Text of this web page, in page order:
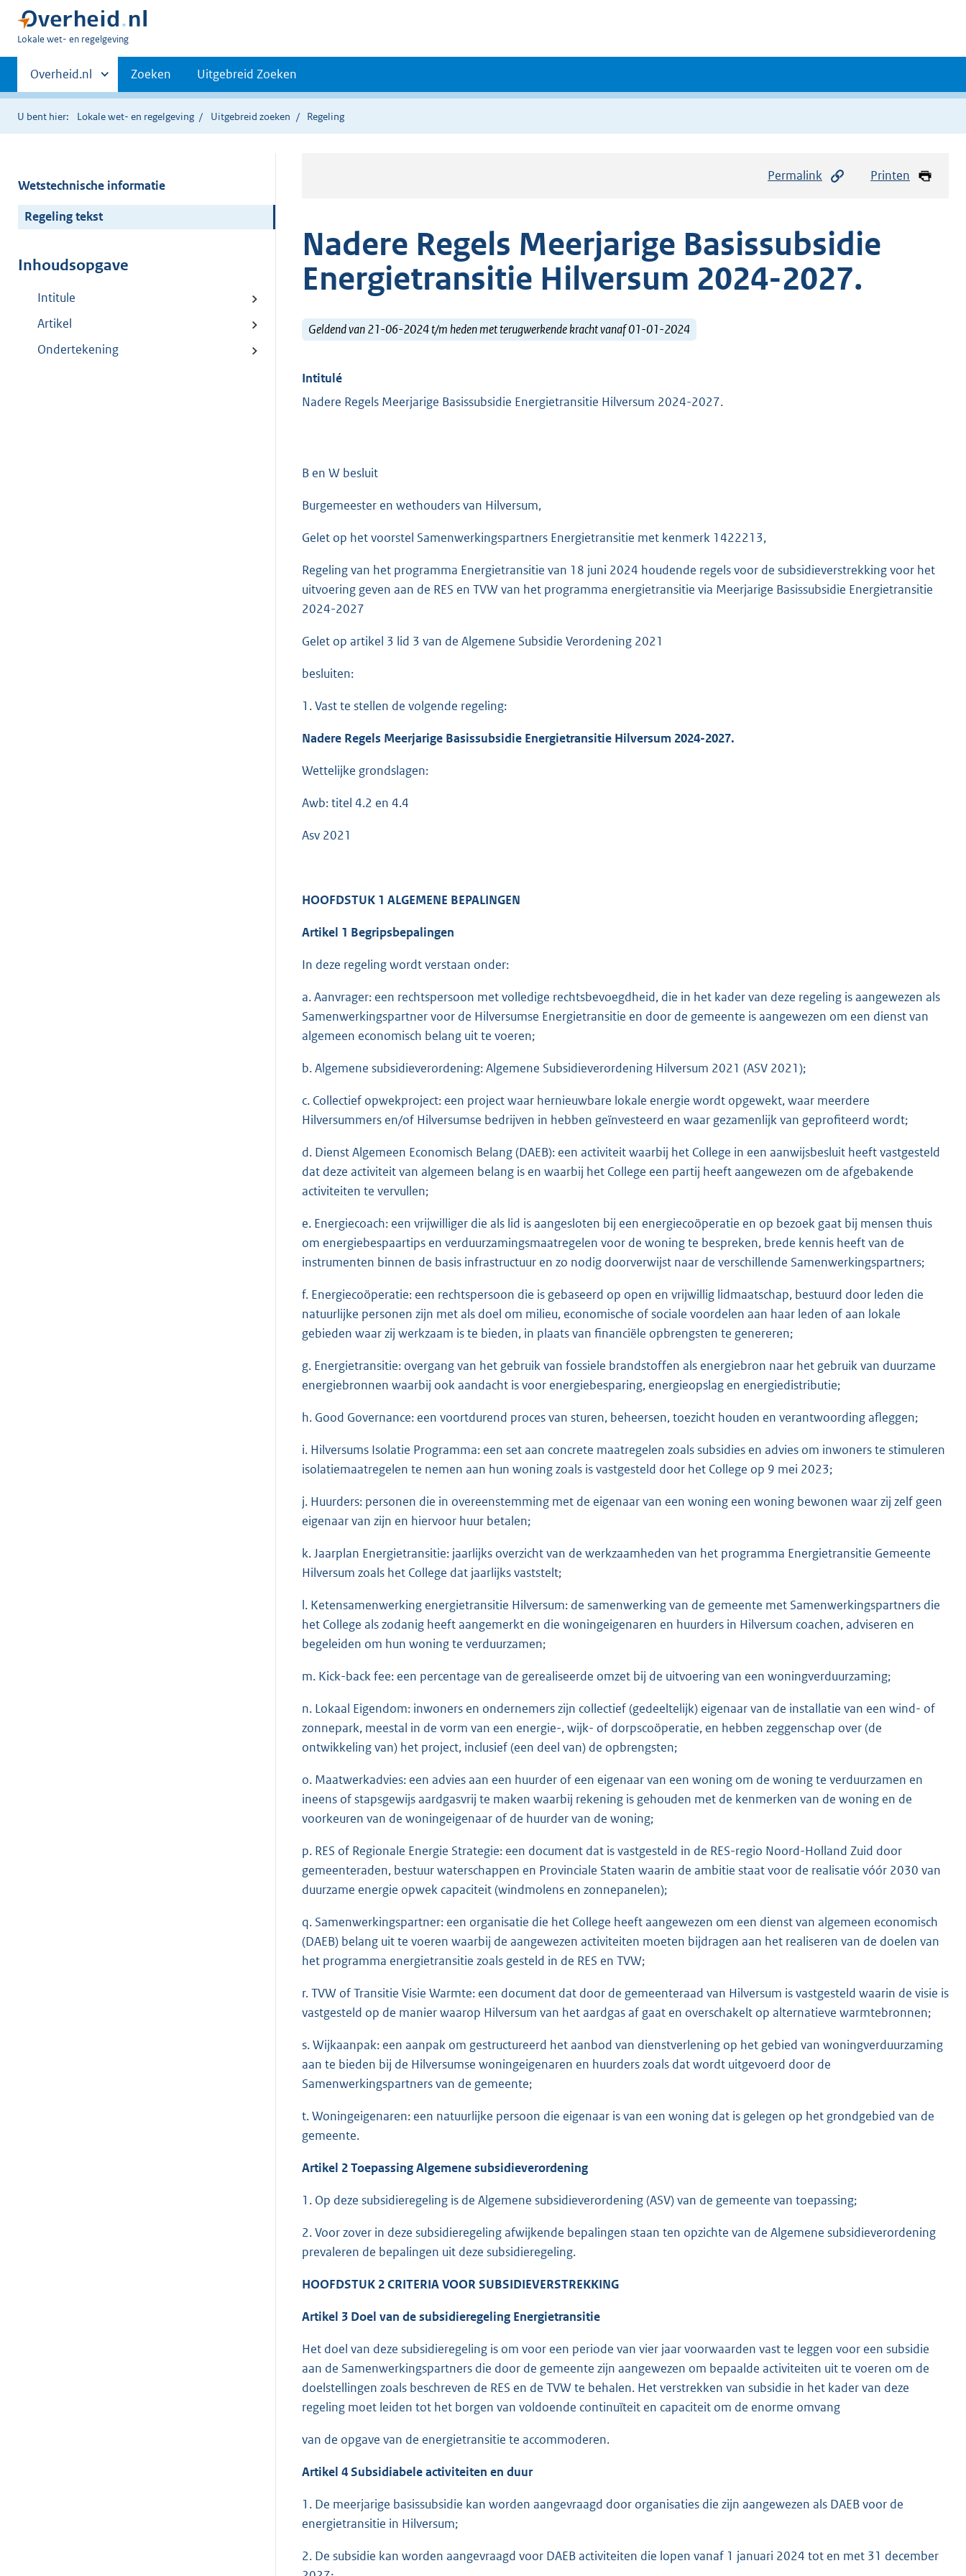
U
hier:
Lokale wet- en regelgeving
Primaire
navigatie
Andere
sites
binnen
Overheid.nl Zoeken Uitgebreid Zoeken
U bent hier: Lokale wet- en regelgeving Uitgebreid zoeken Regeling
Wetstechnische informatie
Regeling tekst
Inhoudsopgave
Intitule
Artikel
Ondertekening
Permalink Printen
Nadere Regels Meerjarige Basissubsidie
Energietransitie Hilversum 2024-2027.
Geldend van 21-06-2024 t/m heden met terugwerkende kracht vanaf 01-01-2024
Intitulé
Nadere Regels Meerjarige Basissubsidie Energietransitie Hilversum 2024-2027.
B en W besluit
Burgemeester en wethouders van Hilversum,
Gelet op het voorstel Samenwerkingspartners Energietransitie met kenmerk 1422213,
Regeling van het programma Energietransitie van 18 juni 2024 houdende regels voor de subsidieverstrekking voor het
uitvoering geven aan de RES en TVW van het programma energietransitie via Meerjarige Basissubsidie Energietransitie
2024-2027
Gelet op artikel 3 lid 3 van de Algemene Subsidie Verordening 2021
besluiten:
1. Vast te stellen de volgende regeling:
Nadere Regels Meerjarige Basissubsidie Energietransitie Hilversum 2024-2027.
Wettelijke grondslagen:
Awb: titel 4.2 en 4.4
Asv 2021
HOOFDSTUK 1 ALGEMENE BEPALINGEN
Artikel 1 Begripsbepalingen
In deze regeling wordt verstaan onder:
a. Aanvrager: een rechtspersoon met volledige rechtsbevoegdheid, die in het kader van deze regeling is aangewezen als
Samenwerkingspartner voor de Hilversumse Energietransitie en door de gemeente is aangewezen om een dienst van
algemeen economisch belang uit te voeren;
b. Algemene subsidieverordening: Algemene Subsidieverordening Hilversum 2021 (ASV 2021);
c. Collectief opwekproject: een project waar hernieuwbare lokale energie wordt opgewekt, waar meerdere
Hilversummers en/of Hilversumse bedrijven in hebben geïnvesteerd en waar gezamenlijk van geprofiteerd wordt;
d. Dienst Algemeen Economisch Belang (DAEB): een activiteit waarbij het College in een aanwijsbesluit heeft vastgesteld
dat deze activiteit van algemeen belang is en waarbij het College een partij heeft aangewezen om de afgebakende
activiteiten te vervullen;
e. Energiecoach: een vrijwilliger die als lid is aangesloten bij een energiecoöperatie en op bezoek gaat bij mensen thuis
om energiebespaartips en verduurzamingsmaatregelen voor de woning te bespreken, brede kennis heeft van de
instrumenten binnen de basis infrastructuur en zo nodig doorverwijst naar de verschillende Samenwerkingspartners;
f. Energiecoöperatie: een rechtspersoon die is gebaseerd op open en vrijwillig lidmaatschap, bestuurd door leden die
natuurlijke personen zijn met als doel om milieu, economische of sociale voordelen aan haar leden of aan lokale
gebieden waar zij werkzaam is te bieden, in plaats van financiële opbrengsten te genereren;
g. Energietransitie: overgang van het gebruik van fossiele brandstoffen als energiebron naar het gebruik van duurzame
energiebronnen waarbij ook aandacht is voor energiebesparing, energieopslag en energiedistributie;
h. Good Governance: een voortdurend proces van sturen, beheersen, toezicht houden en verantwoording afleggen;
i. Hilversums Isolatie Programma: een set aan concrete maatregelen zoals subsidies en advies om inwoners te stimuleren
isolatiemaatregelen te nemen aan hun woning zoals is vastgesteld door het College op 9 mei 2023;
j. Huurders: personen die in overeenstemming met de eigenaar van een woning een woning bewonen waar zij zelf geen
eigenaar van zijn en hiervoor huur betalen;
k. Jaarplan Energietransitie: jaarlijks overzicht van de werkzaamheden van het programma Energietransitie Gemeente
Hilversum zoals het College dat jaarlijks vaststelt;
l. Ketensamenwerking energietransitie Hilversum: de samenwerking van de gemeente met Samenwerkingspartners die
het College als zodanig heeft aangemerkt en die woningeigenaren en huurders in Hilversum coachen, adviseren en
begeleiden om hun woning te verduurzamen;
m. Kick-back fee: een percentage van de gerealiseerde omzet bij de uitvoering van een woningverduurzaming;
n. Lokaal Eigendom: inwoners en ondernemers zijn collectief (gedeeltelijk) eigenaar van de installatie van een wind- of
zonnepark, meestal in de vorm van een energie-, wijk- of dorpscoöperatie, en hebben zeggenschap over (de
ontwikkeling van) het project, inclusief (een deel van) de opbrengsten;
o. Maatwerkadvies: een advies aan een huurder of een eigenaar van een woning om de woning te verduurzamen en
ineens of stapsgewijs aardgasvrij te maken waarbij rekening is gehouden met de kenmerken van de woning en de
voorkeuren van de woningeigenaar of de huurder van de woning;
p. RES of Regionale Energie Strategie: een document dat is vastgesteld in de RES-regio Noord-Holland Zuid door
gemeenteraden, bestuur waterschappen en Provinciale Staten waarin de ambitie staat voor de realisatie vóór 2030 van
duurzame energie opwek capaciteit (windmolens en zonnepanelen);
q. Samenwerkingspartner: een organisatie die het College heeft aangewezen om een dienst van algemeen economisch
(DAEB) belang uit te voeren waarbij de aangewezen activiteiten moeten bijdragen aan het realiseren van de doelen van
het programma energietransitie zoals gesteld in de RES en TVW;
r. TVW of Transitie Visie Warmte: een document dat door de gemeenteraad van Hilversum is vastgesteld waarin de visie is
vastgesteld op de manier waarop Hilversum van het aardgas af gaat en overschakelt op alternatieve warmtebronnen;
s. Wijkaanpak: een aanpak om gestructureerd het aanbod van dienstverlening op het gebied van woningverduurzaming
aan te bieden bij de Hilversumse woningeigenaren en huurders zoals dat wordt uitgevoerd door de
Samenwerkingspartners van de gemeente;
t. Woningeigenaren: een natuurlijke persoon die eigenaar is van een woning dat is gelegen op het grondgebied van de
gemeente.
Artikel 2 Toepassing Algemene subsidieverordening
1. Op deze subsidieregeling is de Algemene subsidieverordening (ASV) van de gemeente van toepassing;
2. Voor zover in deze subsidieregeling afwijkende bepalingen staan ten opzichte van de Algemene subsidieverordening
prevaleren de bepalingen uit deze subsidieregeling.
HOOFDSTUK 2CRITERIA VOOR SUBSIDIEVERSTREKKING
Artikel 3 Doel van de subsidieregeling Energietransitie
Het doel van deze subsidieregeling is om voor een periode van vier jaar voorwaarden vast te leggen voor een subsidie
aan de Samenwerkingspartners die door de gemeente zijn aangewezen om bepaalde activiteiten uit te voeren om de
doelstellingen zoals beschreven de RES en de TVW te behalen. Het verstrekken van subsidie in het kader van deze
regeling moet leiden tot het borgen van voldoende continuïteit en capaciteit om de enorme omvang
van de opgave van de energietransitie te accommoderen.
Artikel 4 Subsidiabele activiteiten en duur
1. De meerjarige basissubsidie kan worden aangevraagd door organisaties die zijn aangewezen als DAEB voor de
energietransitie in Hilversum;
2. De subsidie kan worden aangevraagd voor DAEB activiteiten die lopen vanaf 1 januari 2024 tot en met 31 december